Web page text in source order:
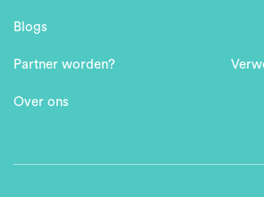
Blogs
Partner worden?
Over ons